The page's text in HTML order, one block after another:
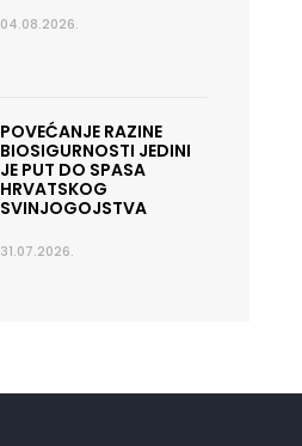
04.08.2026.
POVEĆANJE RAZINE
BIOSIGURNOSTI JEDINI
JE PUT DO SPASA
HRVATSKOG
SVINJOGOJSTVA
31.07.2026.